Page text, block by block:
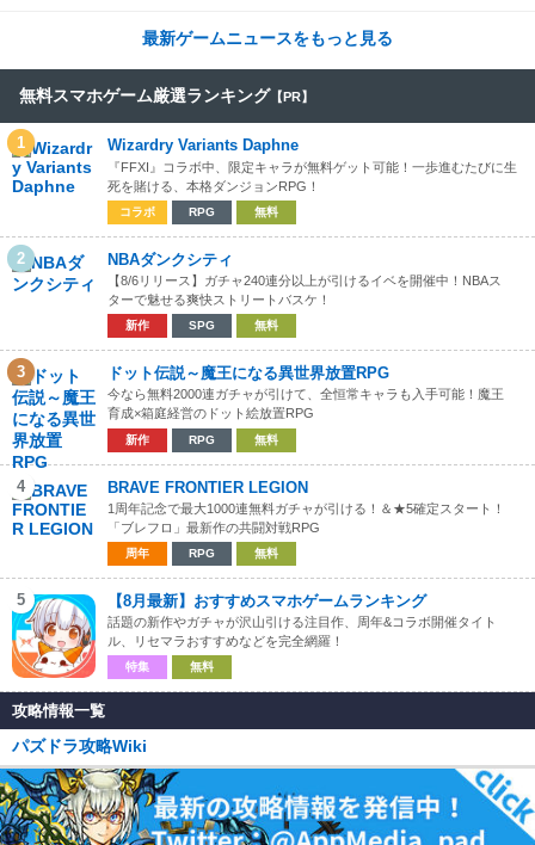
最新ゲームニュースをもっと見る
無料スマホゲーム厳選ランキング 【PR】
1 Wizardry Variants Daphne
『FFXI』コラボ中、限定キャラが無料ゲット可能！一歩進むたびに生
死を賭ける、本格ダンジョンRPG！
コラボ RPG 無料
2 NBAダンクシティ
【8/6リリース】ガチャ240連分以上が引けるイベを開催中！NBAス
ターで魅せる爽快ストリートバスケ！
新作 SPG 無料
3 ドット伝説～魔王になる異世界放置RPG
今なら無料2000連ガチャが引けて、全恒常キャラも入手可能！魔王
育成×箱庭経営のドット絵放置RPG
新作 RPG 無料
4 BRAVE FRONTIER LEGION
1周年記念で最大1000連無料ガチャが引ける！＆★5確定スタート！
「ブレフロ」最新作の共闘対戦RPG
周年 RPG 無料
5 【8月最新】おすすめスマホゲームランキング
話題の新作やガチャが沢山引ける注目作、周年&コラボ開催タイト
ル、リセマラおすすめなどを完全網羅！
特集 無料
攻略情報一覧
パズドラ攻略Wiki